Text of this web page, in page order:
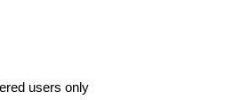
users only